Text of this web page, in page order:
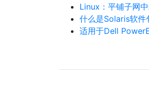
Linux：平铺子网
什么是Solaris软件
适用于Dell